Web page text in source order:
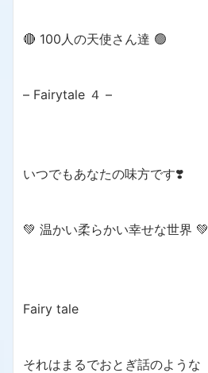
🔴 100人の天使さん達 🟢
– Fairytale ４ –
いつでもあなたの味方です❣️
💚 温かい柔らかい幸せな世界 💚
Fairy tale
それはまるでおとぎ話のような